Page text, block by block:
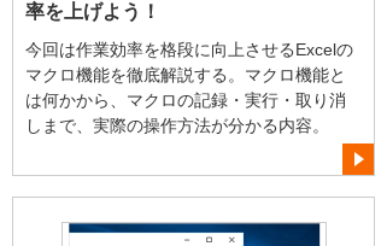
率を上げよう！
今回は作業効率を格段に向上させるExcelの
マクロ機能を徹底解説する。マクロ機能と
は何かから、マクロの記録・実行・取り消
しまで、実際の操作方法が分かる内容。